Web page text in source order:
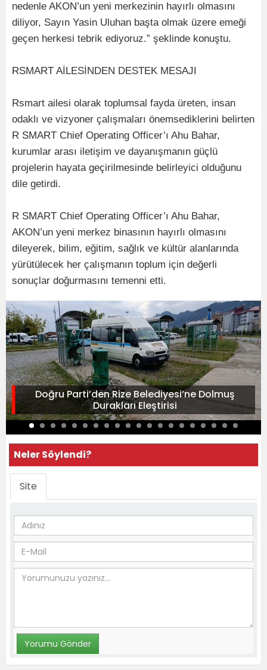
nedenle AKON’un yeni merkezinin hayırlı olmasını
diliyor, Sayın Yasin Uluhan başta olmak üzere emeği
geçen herkesi tebrik ediyoruz.” şeklinde konuştu.
RSMART AİLESİNDEN DESTEK MESAJI
Rsmart ailesi olarak toplumsal fayda üreten, insan
odaklı ve vizyoner çalışmaları önemsediklerini belirten
R SMART Chief Operating Officer’ı Ahu Bahar,
kurumlar arası iletişim ve dayanışmanın güçlü
projelerin hayata geçirilmesinde belirleyici olduğunu
dile getirdi.
R SMART Chief Operating Officer’ı Ahu Bahar,
AKON’un yeni merkez binasının hayırlı olmasını
dileyerek, bilim, eğitim, sağlık ve kültür alanlarında
yürütülecek her çalışmanın toplum için değerli
sonuçlar doğurmasını temenni etti.
Doğru Parti’den Rize Belediyesi’ne Dolmuş
Durakları Eleştirisi
Neler Söylendi?
Site